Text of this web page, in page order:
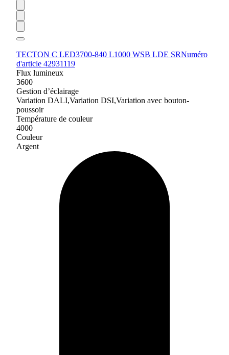
TECTON C LED3700-840 L1000 WSB LDE SRNuméro
d'article 42931119
Flux lumineux
3600
Gestion d’éclairage
Variation DALI,Variation DSI,Variation avec bouton-
poussoir
Température de couleur
4000
Couleur
Argent